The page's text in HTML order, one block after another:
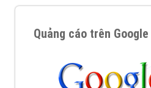
Quảng cáo trên Google